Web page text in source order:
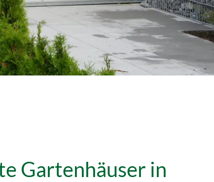
Gartenhäuser in